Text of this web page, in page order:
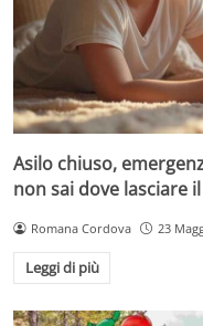
Asilo chiuso,
non sai dove lasciare
Romana Cordova 23
Leggi di più